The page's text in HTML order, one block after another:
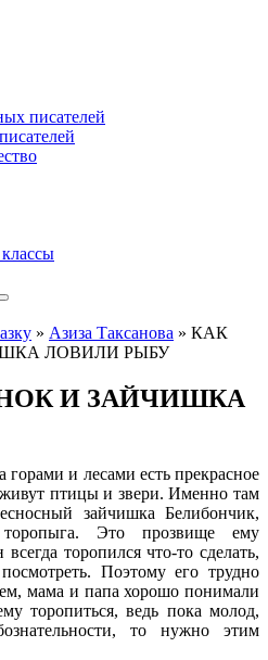
писателей
» Азиза Таксанова » КАК
ЛОВИЛИ РЫБУ
И ЗАЙЧИШКА
горами и лесами есть прекрасное
птицы и звери. Именно там
зайчишка Белибончик,
Это прозвище ему
торопился что-то сделать,
Поэтому его трудно
мама и папа хорошо понимали
торопиться, ведь пока молод,
то нужно этим